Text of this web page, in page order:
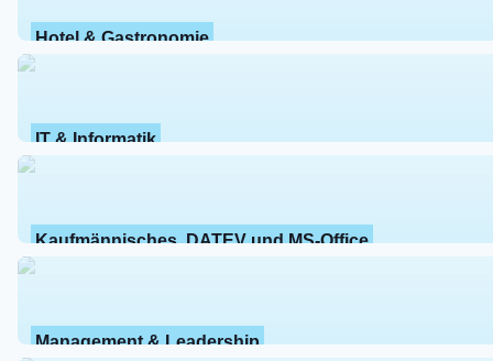
Hotel & Gastronomie
IT & Informatik
Kaufmännisches, DATEV und MS-Office
Management & Leadership